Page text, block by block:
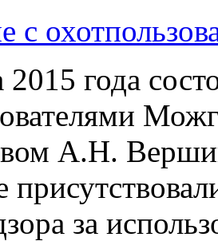
с
2015 года
А.Н.
за